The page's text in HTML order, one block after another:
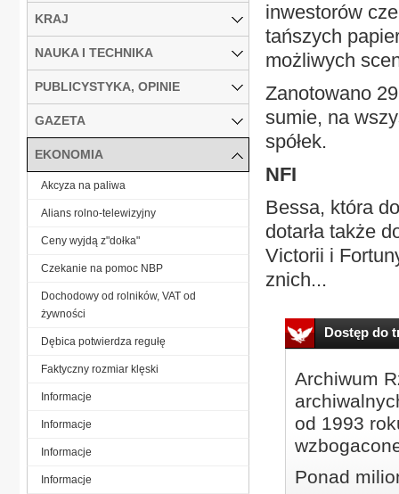
inwestorów
tańszych
możliwych
Zanotowano
sumie, na
spółek.
NFI
Bessa, która
dotarła także
Victorii i
znich...
Dostęp do
Archiwum
od 1993
Ponad
KRAJ
NAUKA I TECHNIKA
PUBLICYSTYKA, OPINIE
GAZETA
EKONOMIA
Akcyza na paliwa
Alians rolno-telewizyjny
Ceny wyjdą z"dołka"
Czekanie na pomoc NBP
Dochodowy od rolników, VAT od
żywności
Dębica potwierdza regułę
Faktyczny rozmiar klęski
Informacje
Informacje
Informacje
Informacje